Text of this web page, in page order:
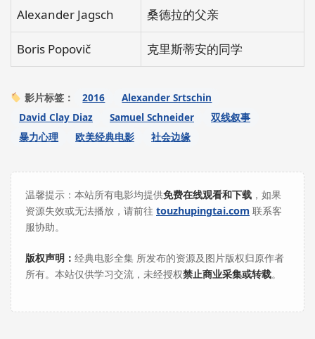
Alexander Jagsch 桑德拉的父亲
Boris Popovič 克里斯蒂安的同学
影片标签： 2016
Alexander Srtschin
David Clay Diaz
Samuel Schneider
双线叙事
暴力心理
欧美经典电影 社会边缘
温馨提示：本站所有电影均提供免费在线观看和下载 ，如果
资源失效或无法播放，请前往 touzhupingtai.com 联系客
服协助。
版权声明： 经典电影全集 所发布的资源及图片版权归原作者
所有。本站仅供学习交流，未经授权禁止商业采集或转载。